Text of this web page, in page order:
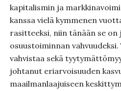
kapitalismin ja
kanssa vielä kymmenen
rasitteeksi, niin tänään se on
osuustoiminnan
vahvistaa sekä
johtanut eriarvoisuuden
maailmanlaajuiseen